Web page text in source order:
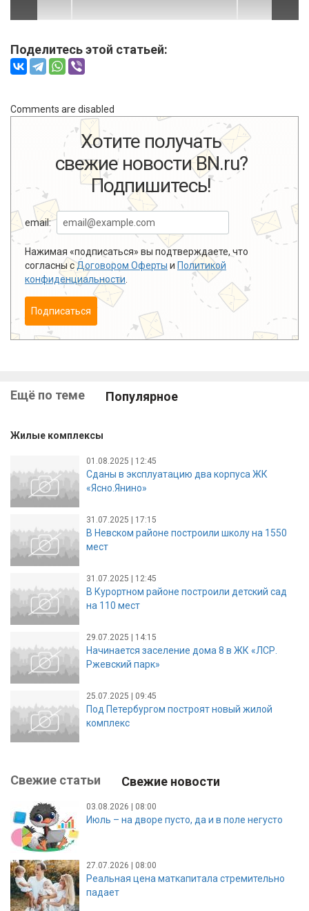
Поделитесь этой статьей:
Comments are disabled
Хотите получать
свежие новости BN.ru?
Подпишитесь!
email:
Нажимая «подписаться» вы подтверждаете, что
согласны сДоговором Оферты и Политикой
конфиденциальности
Подписаться
Ещё по теме Популярное
Жилые комплексы
01.08.2025 | 12:45
Сданы в эксплуатацию два корпуса ЖК
«Ясно.Янино»
31.07.2025 | 17:15
В Невском районе построили школу на 1550
мест
31.07.2025 | 12:45
В Курортном районе построили детский сад
на 110 мест
29.07.2025 | 14:15
Начинается заселение дома 8 в ЖК «ЛСР.
Ржевский парк»
25.07.2025 | 09:45
Под Петербургом построят новый жилой
комплекс
Свежие статьи Свежие новости
03.08.2026 | 08:00
Июль – на дворе пусто, да и в поле негусто
27.07.2026 | 08:00
Реальная цена маткапитала стремительно
падает